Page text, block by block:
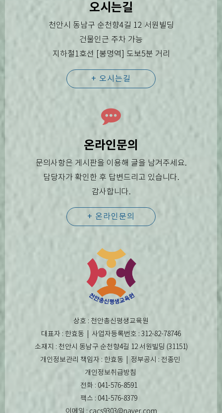
오시는길
천안시 동남구 순천향4길 12 서원빌딩
건물인근 주차 가능
지하철1호선 [봉명역] 도보5분 거리
+ 오시는길
온라인문의
문의사항은 게시판을 이용해 글을 남겨주세요.
담당자가 확인한 후 답변드리고 있습니다.
감사합니다.
+ 온라인문의
상호 : 천안총신평생교육원
대표자 : 한효동 | 사업자등록번호 : 312-82-78746
소재지 : 천안시 동남구 순천향4길 12 서원빌딩 (31151)
개인정보관리 책임자 : 한효동 | 정부공시 : 전종민
개인정보취급방침
전화 : 041-576-8591
팩스 : 041-576-8379